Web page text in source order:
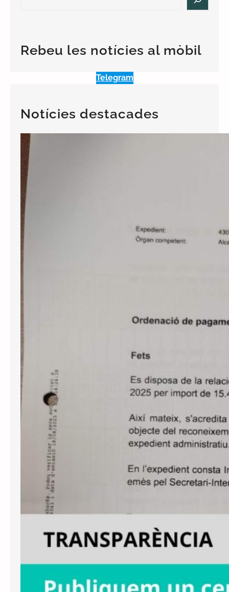
hRebeu les notícies al mòbil
Telegram
Notícies destacades